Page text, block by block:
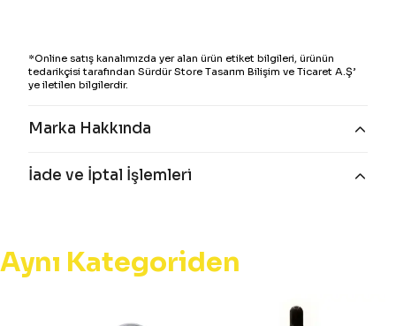
*Online satış kanalımızda yer alan ürün etiket bilgileri, ürünün
tedarikçisi tarafından Sürdür Store Tasarım Bilişim ve Ticaret A.Ş’
ye iletilen bilgilerdir.
Marka Hakkında
İade ve İptal İşlemleri
Aynı Kategoriden